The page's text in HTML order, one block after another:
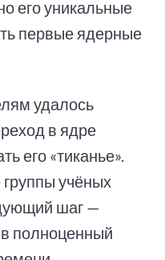
его уникальные
первые ядерные
удалось
в ядре
его «тиканье».
учёных
шаг —
полноценный